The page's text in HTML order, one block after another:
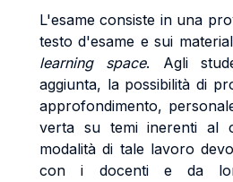
L'esame consiste in una
testo d'esame e sui
learning space. Agli
aggiunta, la possibilità di
approfondimento,
verta su temi inerenti al
modalità di tale lavoro
con i docenti e da